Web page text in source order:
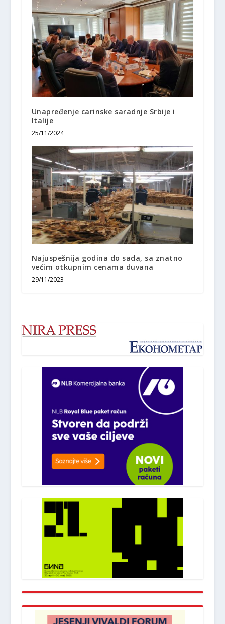
Unapređenje carinske saradnje Srbije i
Italije
25/11/2024
Najuspešnija godina do sada, sa znatno
većim otkupnim cenama duvana
29/11/2023